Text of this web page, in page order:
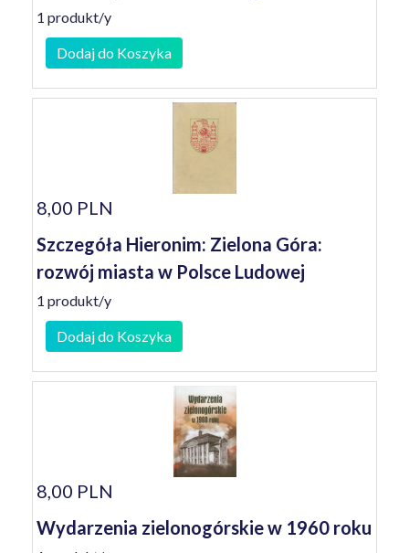
1 produkt/y
Dodaj do Koszyka
8,00 PLN
Szczegóła Hieronim: Zielona Góra:
rozwój miasta w Polsce Ludowej
1 produkt/y
Dodaj do Koszyka
8,00 PLN
Wydarzenia zielonogórskie w 1960 roku